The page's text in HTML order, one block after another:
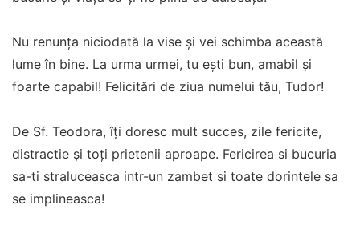
Nu renunța niciodată la vise și vei schimba această
lume în bine. La urma urmei, tu ești bun, amabil și
foarte capabil! Felicitări de ziua numelui tău, Tudor!
De Sf. Teodora, îți doresc mult succes, zile fericite,
distractie și toți prietenii aproape. Fericirea si bucuria
sa-ti straluceasca intr-un zambet si toate dorintele sa
se implineasca!